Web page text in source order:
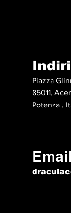
Piazza
85011,
Potenza ,
Email